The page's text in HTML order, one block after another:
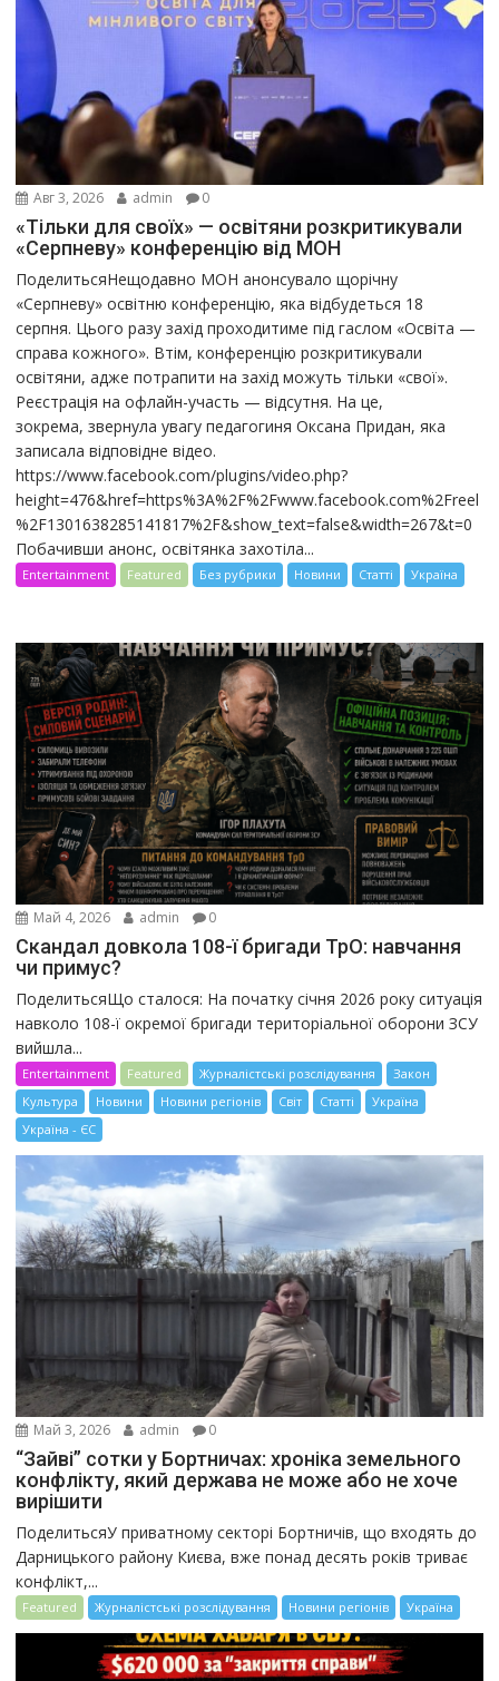
Авг 3, 2026 admin 0
«Тільки для своїх» — освітяни розкритикували
«Серпневу» конференцію від МОН
ПоделитьсяНещодавно МОН анонсувало щорічну
«Серпневу» освітню конференцію, яка відбудеться 18
серпня. Цього разу захід проходитиме під гаслом «Освіта —
справа кожного». Втім, конференцію розкритикували
освітяни, адже потрапити на захід можуть тільки «свої».
Реєстрація на офлайн-участь — відсутня. На це,
зокрема, звернула увагу педагогиня Оксана Придан, яка
записала відповідне відео.
https://www.facebook.com/plugins/video.php?
height=476&href=https%3A%2F%2Fwww.facebook.com%2Freel
%2F1301638285141817%2F&show_text=false&width=267&t=0
Побачивши анонс, освітянка захотіла...
Entertainment Featured Без рубрики Новини Статті Україна
Май 4, 2026 admin 0
Скандал довкола 108-ї бригади ТрО: навчання
чи примус?
ПоделитьсяЩо сталося: На початку січня 2026 року ситуація
навколо 108-ї окремої бригади територіальної оборони ЗСУ
вийшла...
Entertainment Featured Журналістські розслідування
Закон
Культура
Новини Новини регіонів Світ Статті
Україна
Україна - ЄС
Май 3, 2026 admin 0
“Зайві” сотки у Бортничах: хроніка земельного
конфлікту, який держава не може або не хоче
вирішити
ПоделитьсяУ приватному секторі Бортничів, що входять до
Дарницького району Києва, вже понад десять років триває
конфлікт,...
Featured Журналістські розслідування Новини регіонів Україна